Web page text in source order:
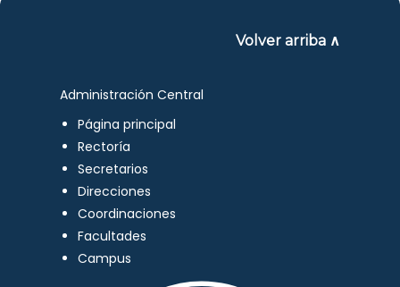
Volver arriba ∧
Administración Central
Página principal
Rectoría
Secretarios
Direcciones
Coordinaciones
Facultades
Campus